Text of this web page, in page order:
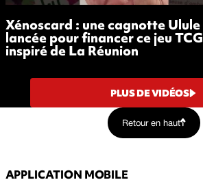
Xénoscard : une cagnotte Ulule
lancée pour financer ce jeu TCG
inspiré de La Réunion
PLUS DE VIDÉOS
Retour en haut
APPLICATION MOBILE